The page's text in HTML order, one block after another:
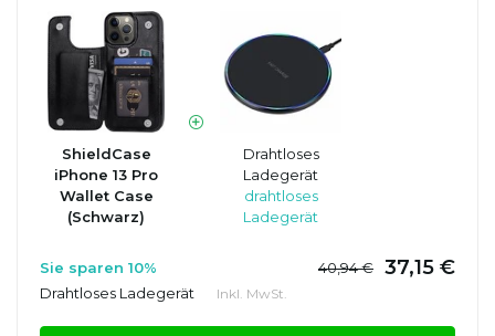
ShieldCase
iPhone 13 Pro
Wallet Case
(Schwarz)
Drahtloses
Ladegerät
drahtloses
Ladegerät
Sie sparen 10% 40,94 € 37,15 €
Drahtloses Ladegerät Inkl. MwSt.